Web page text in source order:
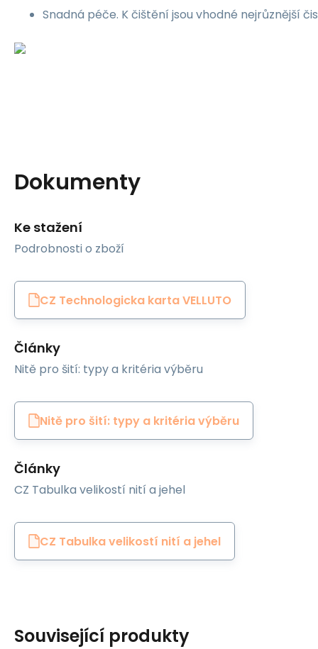
Snadná péče. K čištění jsou vhodné nejrůznější
Dokumenty
Ke stažení
Podrobnosti o zboží
CZ Technologicka karta VELLUTO
Články
Nitě pro šití: typy a kritéria výběru
Nitě pro šití: typy a kritéria výběru
Články
CZ Tabulka velikostí nití a jehel
CZ Tabulka velikostí nití a jehel
Související produkty